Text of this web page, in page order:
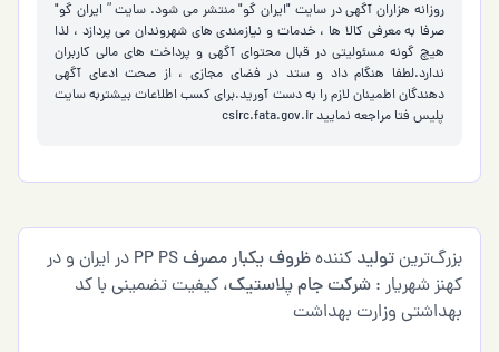
تولیدکنندهظروف یکبار مصرف
PP PS در ایران و در
شهریار :شرکت جام پلاستیک، کیفیت تضمینی با کد
وزارت بهداشت
روزانه هزاران آگهی در سایت "ایران گو" منتشر می شود. سایت ” ایران گو"
صرفا به معرفی کالا ها ، خدمات و نیازمندی های شهروندان می پردازد ، لذا
هیچ گونه مسئولیتی در قبال محتوای آگهی و پرداخت های مالی کاربران
ندارد.لطفا هنگام داد و ستد در فضای مجازی ، از صحت ادعای آگهی
دهندگان اطمینان لازم را به دست آورید.برای کسب اطلاعات بیشتربه سایت
پلیس فتا مراجعه نماییدcsirc.fata.gov.ir